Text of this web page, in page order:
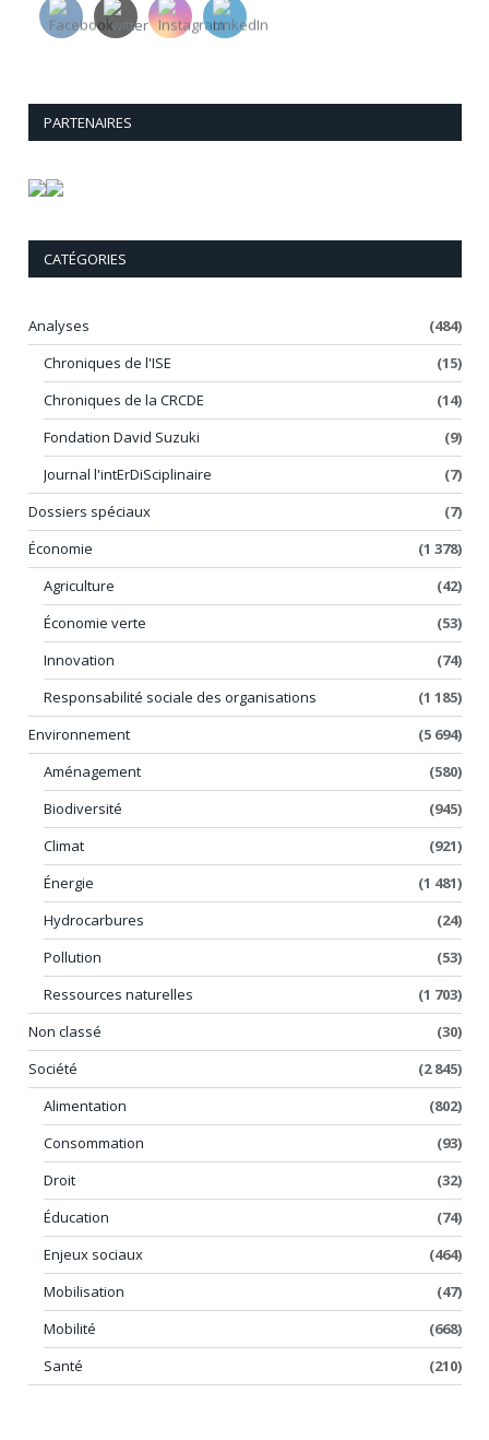
PARTENAIRES
CATÉGORIES
Analyses
(484)
Chroniques de l'ISE
(15)
Chroniques de la CRCDE
(14)
Fondation David Suzuki
(9)
Journal l'intErDiSciplinaire
(7)
Dossiers spéciaux
(7)
Économie
(1 378)
Agriculture
(42)
Économie verte
(53)
Innovation
(74)
Responsabilité sociale des organisations
(1 185)
Environnement
(5 694)
Aménagement
(580)
Biodiversité
(945)
Climat
(921)
Énergie
(1 481)
Hydrocarbures
(24)
Pollution
(53)
Ressources naturelles
(1 703)
Non classé
(30)
Société
(2 845)
Alimentation
(802)
Consommation
(93)
Droit
(32)
Éducation
(74)
Enjeux sociaux
(464)
Mobilisation
(47)
Mobilité
(668)
Santé
(210)